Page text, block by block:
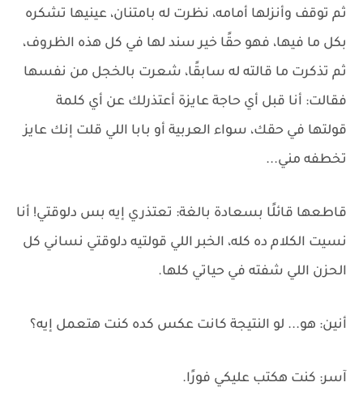
ثم توقف وأنزلها أمامه، نظرت له بامتنان، عينيها تشكره
بكل ما فيها، فهو حقًا خير سند لها في كل هذه الظروف،
ثم تذكرت ما قالته له سابقًا، شعرت بالخجل من نفسها
فقالت: أنا قبل أي حاجة عايزة أعتذرلك عن أي كلمة
قولتها في حقك، سواء العربية أو بابا اللي قلت إنك عايز
تخطفه مني...
قاطعها قائلًا بسعادة بالغة: تعتذري إيه بس دلوقتي! أنا
نسيت الكلام ده كله، الخبر اللي قولتيه دلوقتي نساني كل
الحزن اللي شفته في حياتي كلها.
أنين: هو... لو النتيجة كانت عكس كده كنت هتعمل إيه؟
آسر: كنت هكتب عليكي فورًا.